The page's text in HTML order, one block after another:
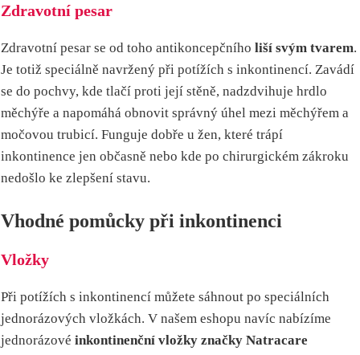
Zdravotní pesar
Zdravotní pesar se od toho antikoncepčního liší svým tvarem.
Je totiž speciálně navržený při potížích s inkontinencí. Zavádí
se do pochvy, kde tlačí proti její stěně, nadzdvihuje hrdlo
měchýře a napomáhá obnovit správný úhel mezi měchýřem a
močovou trubicí. Funguje dobře u žen, které trápí
inkontinence jen občasně nebo kde po chirurgickém zákroku
nedošlo ke zlepšení stavu.
Vhodné pomůcky při inkontinenci
Vložky
Při potížích s inkontinencí můžete sáhnout po speciálních
jednorázových vložkách. V našem eshopu navíc nabízíme
jednorázové inkontinenční vložky značky Natracare